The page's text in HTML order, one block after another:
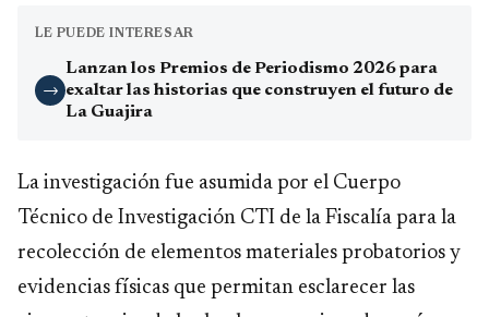
LE PUEDE INTERESAR
→
Lanzan los Premios de Periodismo 2026 para
exaltar las historias que construyen el futuro de
La Guajira
La investigación fue asumida por el Cuerpo
Técnico de Investigación CTI de la Fiscalía para la
recolección de elementos materiales probatorios y
evidencias físicas que permitan esclarecer las